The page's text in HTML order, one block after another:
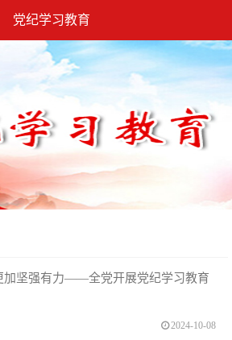
党纪学习教育
加坚强有力——全党开展党纪学习教育
2024-10-08